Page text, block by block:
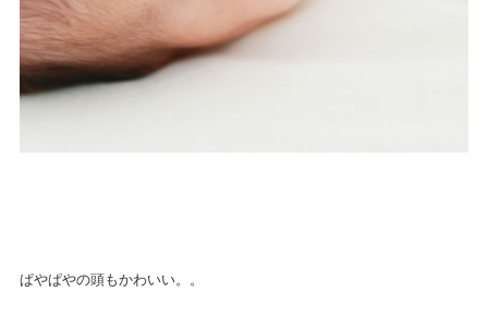
ぱやぱやの頭もかわいい。。